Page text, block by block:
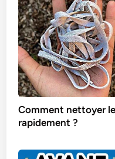
Comment nettoyer
rapidement ?